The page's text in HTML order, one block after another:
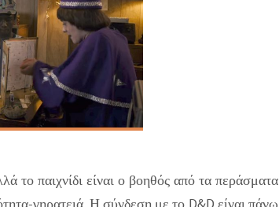
το παιχνίδι είναι ο βοηθός από τα περάσματα